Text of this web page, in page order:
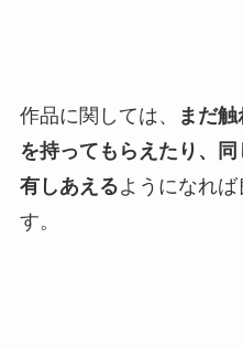
作品に関しては、
まだ
を持ってもらえたり、
有しあえるようになれ
す。